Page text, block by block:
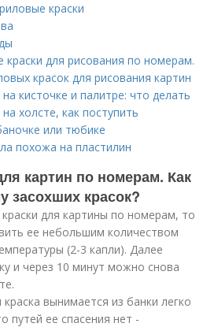
краски
краски для рисования по номерам.
красок для рисования картин
кисточке и палитре: что делать
холсте, как поступить
или тюбике
похожа на пластилин
картин по номерам. Как
засохших красок?
краски для картины по номерам, то
ее небольшим количеством
(2-3 капли). Далее
и через 10 минут можно снова
вынимается из банки легко
путей ее спасения нет -